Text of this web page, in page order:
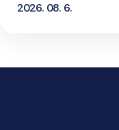
2026. 08. 6.